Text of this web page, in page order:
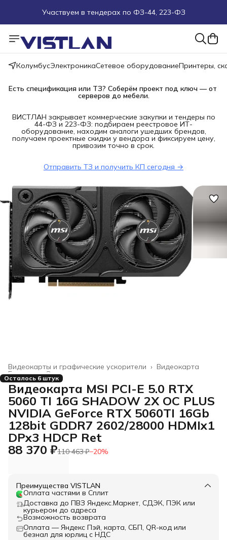
Участвуем в тендерах по ФЗ-44, 223-ФЗ
Поможем подобрать оборудование под ТЗ
Пуско-наладочные работы
Пришлите запрос на e-mail или в чат
КолумбусЭлектроникаСетевое оборудованиеПринтеры,
Есть спецификация или ТЗ? Соберём проект под ключ — от
серверов до мебели.
ВИСТЛАН закрывает коммерческие закупки и тендеры по
44-ФЗ и 223-ФЗ: подбираем реестровое ИТ-
оборудование, находим аналоги ушедших брендов,
получаем проектные скидки у вендора и фиксируем цену,
привозим точно в срок.
Отправить ТЗ и получить КП сегодня →
Видеокарта
Видеокарты и графические ускорители ›
Электроника
Главная ›
Осталось 6 штук
Видеокарта MSI PCI-E 5.0 RTX
5060 TI 16G SHADOW 2X OC PLUS
NVIDIA GeForce RTX 5060TI 16Gb
128bit GDDR7 2602/28000 HDMIx1
DPx3 HDCP Ret
88 370 ₽110 463 ₽−20%
Преимущества VISTLAN
Оплата частями в Сплит
Доставка до ПВЗ Яндекс.Маркет, СДЭК, ПЭК или
курьером до адреса
Возможность возврата
Оплата — Яндекс Пэй, карта, СБП, QR-код или
безнал для юрлиц с НДС